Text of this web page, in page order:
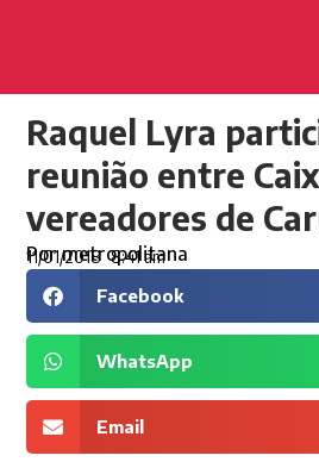
Raquel Lyra
reunião entre
vereadores de
Pormetropolitana
11/01/2018 8:41 am
Facebook
WhatsApp
Email